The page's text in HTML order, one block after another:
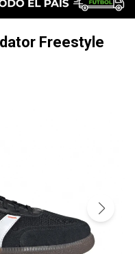
Freestyle